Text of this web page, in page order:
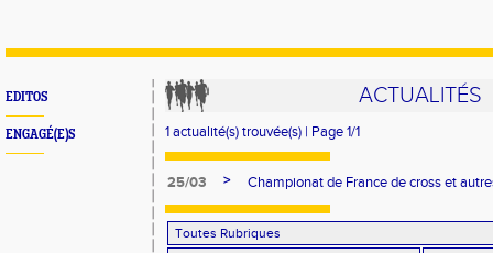
EDITOS
ENGAGÉ(E)S
ACTUALITÉS
1 actualité(s) trouvée(s) | Page 1/1
25/03 > Championat de France de cross et